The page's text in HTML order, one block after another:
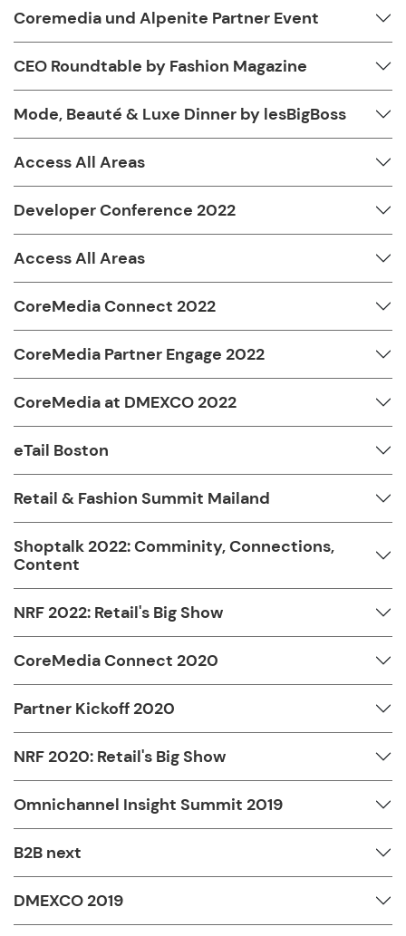
Coremedia und Alpenite Partner Event
CEO Roundtable by Fashion Magazine
Mode, Beauté & Luxe Dinner by lesBigBoss
Access All Areas
Developer Conference 2022
Access All Areas
CoreMedia Connect 2022
CoreMedia Partner Engage 2022
CoreMedia at DMEXCO 2022
eTail Boston
Retail & Fashion Summit Mailand
Shoptalk 2022: Comminity, Connections,
Content
NRF 2022: Retail's Big Show
CoreMedia Connect 2020
Partner Kickoff 2020
NRF 2020: Retail's Big Show
Omnichannel Insight Summit 2019
B2B next
DMEXCO 2019